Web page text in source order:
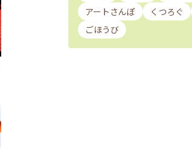
アートさんぽ
くつろぐ
ごほうび